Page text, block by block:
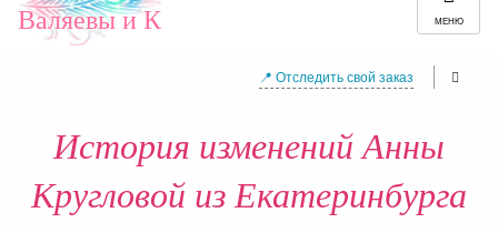
Валяевы и К МЕНЮ
📍 Отследить свой заказ
История изменений Анны
Кругловой из Екатеринбурга